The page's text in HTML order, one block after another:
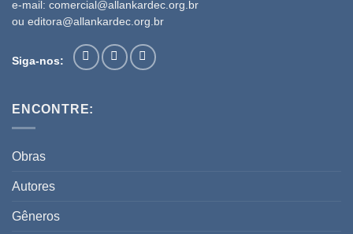
e-mail: comercial@allankardec.org.br
ou editora@allankardec.org.br
Siga-nos:
ENCONTRE:
Obras
Autores
Gêneros